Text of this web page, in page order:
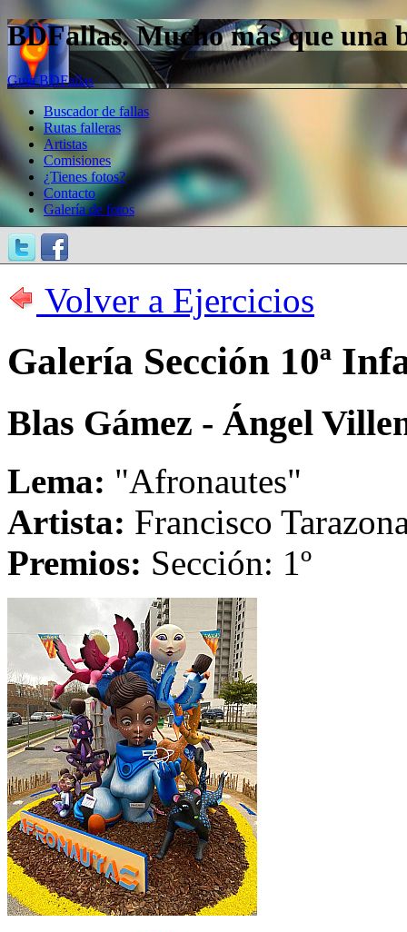
BDFallas. Mucho más que una
Guía BDFallas
Buscador de fallas
Rutas falleras
Artistas
Comisiones
¿Tienes fotos?
Contacto
Galería de fotos
Volver a Ejercicios
Galería Sección 10ª
Blas Gámez - Ángel
Lema: "Afronautes"
Artista: Francisco
Premios: Sección: 1º